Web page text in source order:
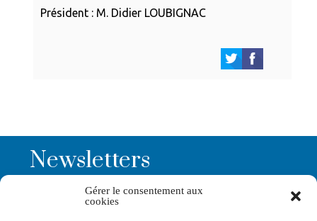
Gérer le consentement aux
cookies
Président : M. Didier LOUBIGNAC
Newsletters
Abonnez-vous à la newsletter